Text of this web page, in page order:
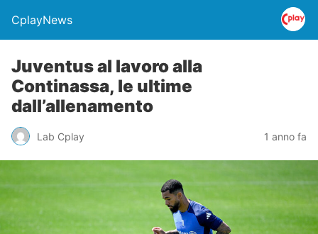
CplayNews
Juventus al lavoro alla
Continassa, le ultime
dall’allenamento
Lab Cplay 1 anno fa